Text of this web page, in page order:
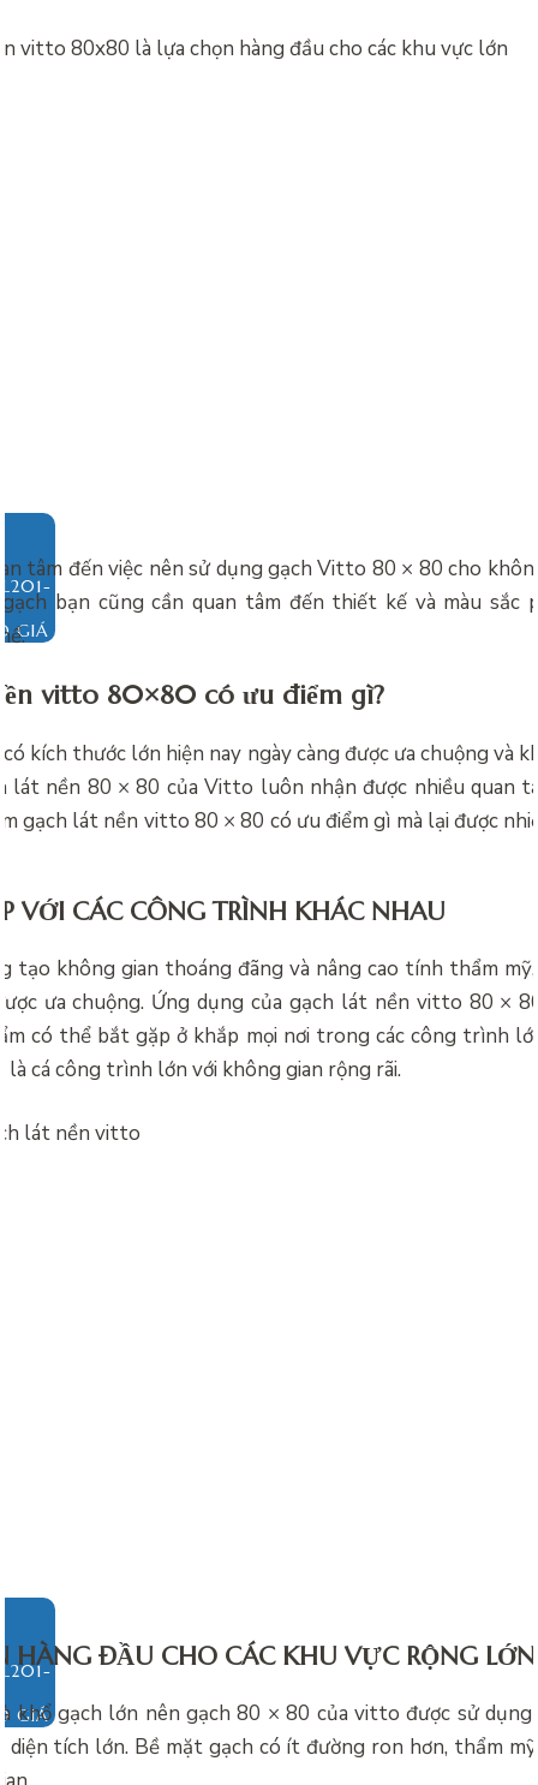
GIÁ
tâm đến việc nên sử dụng gạch Vitto 80 × 80 cho
bạn cũng cần quan tâm đến thiết kế và màu sắc
vitto 80×80 có ưu điểm gì?
kích thước lớn hiện nay ngày càng được ưa chuộng và
lát nền 80 × 80 của Vitto luôn nhận được nhiều quan
gạch lát nền vitto 80 × 80 có ưu điểm gì mà lại được
VỚI CÁC CÔNG TRÌNH KHÁC NHAU
tạo không gian thoáng đãng và nâng cao tính thẩm
ưa chuộng. Ứng dụng của gạch lát nền vitto 80 ×
có thể bắt gặp ở khắp mọi nơi trong các công trình
là cá công trình lớn với không gian rộng rãi.
GIÁ
HÀNG ĐẦU CHO CÁC KHU VỰC RỘNG LỚN
khổ gạch lớn nên gạch 80 × 80 của vitto được sử
diện tích lớn. Bề mặt gạch có ít đường ron hơn, thẩm